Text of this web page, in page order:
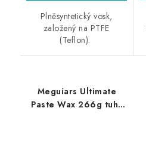
Plněsyntetický vosk,
založený na PTFE
(Teflon).
Meguiars Ultimate
Paste Wax 266g tuhý